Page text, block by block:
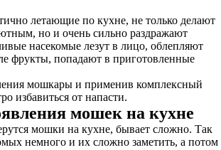
летающие по кухне, не только делают
но и очень сильно раздражают
насекомые лезут в лицо, облепляют
фрукты, попадают в приготовленные
мошкары и применив комплексный
избавиться от напасти.
мошек на кухне
мошки на кухне, бывает сложно. Так
немного и их сложно заметить, а потом